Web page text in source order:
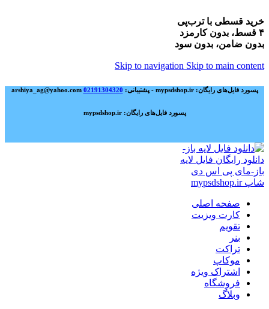
خرید قسطی با ترب‌پی
۴ قسط، بدون کارمزد
بدون ضامن، بدون سود
Skip to navigation Skip to main content
پسورد فایل‌های رایگان: mypsdshop.ir - پشتیبانی: arshiya_ag@yahoo.com 02191304320
پسورد فایل‌های رایگان: mypsdshop.ir
صفحه اصلی
کارت ویزیت
تقویم
بنر
تراکت
موکاپ
اشتراک ویژه
فروشگاه
وبلاگ